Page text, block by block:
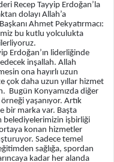
Recep Tayyip Erdoğan’la
dolayı Allah’a
Ahmet Pekyatırmacı:
bu kutlu yolculukta
Erdoğan’ın liderliğinde
inşallah. Allah
ona hayırlı uzun
çok daha uzun yıllar hizmet
Bugün Konyamızda diğer
yaşanıyor. Artık
bir marka var. Başta
belediyelerimizin işbirliği
konan hizmetler
Sadece temel
sağlığa, spordan
kadar her alanda